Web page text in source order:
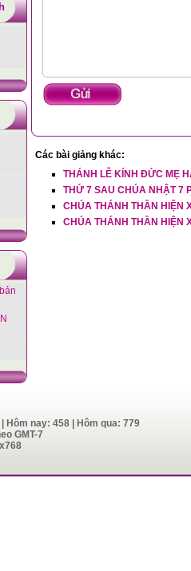
Các bài giảng khác:
THÁNH LỄ KÍNH ĐỨC MẸ
THỨ 7 SAU CHÚA NHẬT 7
CHÚA THÁNH THẦN HIỆN
CHÚA THÁNH THẦN HIỆN
nay: 458 | Hôm qua: 779
GMT-7